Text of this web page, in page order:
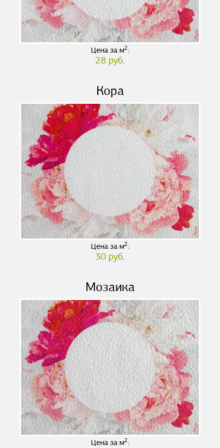
Цена за м2:
28 руб.
Кора
Цена за м2:
30 руб.
Мозаика
Цена за м2: